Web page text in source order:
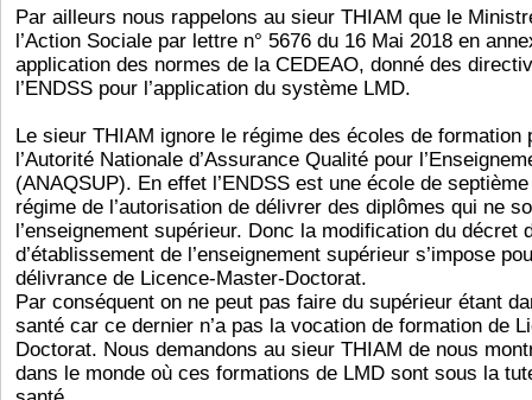
Par ailleurs nous rappelons au sieur THIAM que le
l’Action Sociale par lettre n° 5676 du 16 Mai 2018 en
application des normes de la CEDEAO, donné des
l’ENDSS pour l’application du système LMD.
Le sieur THIAM ignore le régime des écoles de formation
l’Autorité Nationale d’Assurance Qualité pour
(ANAQSUP). En effet l’ENDSS est une école de
régime de l’autorisation de délivrer des diplômes qui ne
l’enseignement supérieur. Donc la modification du décret
d’établissement de l’enseignement supérieur s’impose
délivrance de Licence-Master-Doctorat.
Par conséquent on ne peut pas faire du supérieur étant
santé car ce dernier n’a pas la vocation de formation de
Doctorat. Nous demandons au sieur THIAM de nous
dans le monde où ces formations de LMD sont sous la